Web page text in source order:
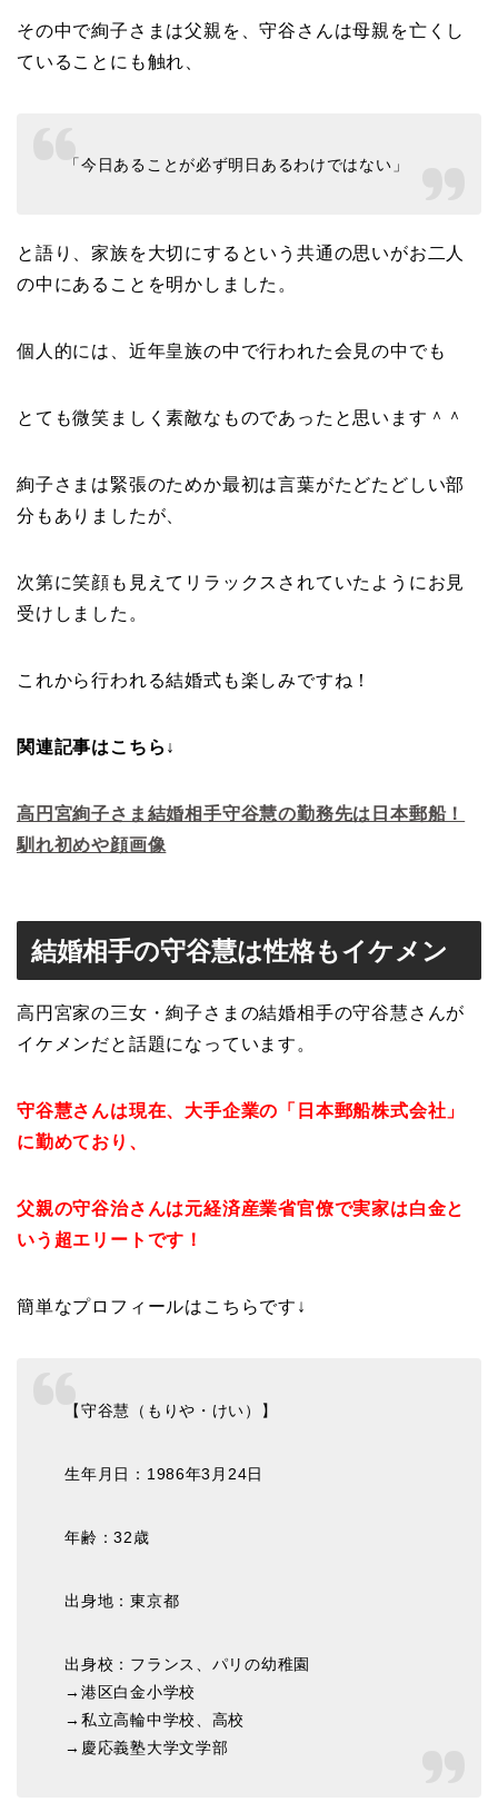
その中で絢子さまは父親を、守谷さんは母親を亡くし
ていることにも触れ、
「今日あることが必ず明日あるわけではない」
と語り、家族を大切にするという共通の思いがお二人
の中にあることを明かしました。
個人的には、近年皇族の中で行われた会見の中でも
とても微笑ましく素敵なものであったと思います＾＾
絢子さまは緊張のためか最初は言葉がたどたどしい部
分もありましたが、
次第に笑顔も見えてリラックスされていたようにお見
受けしました。
これから行われる結婚式も楽しみですね！
関連記事はこちら↓
高円宮絢子さま結婚相手守谷慧の勤務先は日本郵船！
馴れ初めや顔画像
結婚相手の守谷慧は性格もイケメン
高円宮家の三女・絢子さまの結婚相手の守谷慧さんが
イケメンだと話題になっています。
守谷慧さんは現在、大手企業の「日本郵船株式会社」
に勤めており、
父親の守谷治さんは元経済産業省官僚で実家は白金と
いう超エリートです！
簡単なプロフィールはこちらです↓
【守谷慧（もりや・けい）】
生年月日：1986年3月24日
年齢：32歳
出身地：東京都
出身校：フランス、パリの幼稚園
→港区白金小学校
→私立高輪中学校、高校
→慶応義塾大学文学部